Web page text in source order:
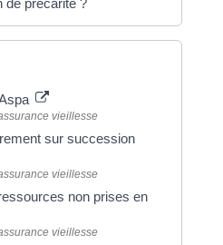
vieillesse
sur succession
vieillesse
non prises en
vieillesse